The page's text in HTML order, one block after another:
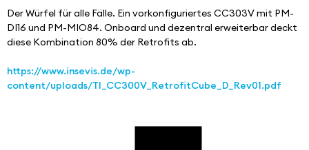
Der Würfel für alle Fälle. Ein vorkonfiguriertes CC303V mit PM-
DI16 und PM-MIO84. Onboard und dezentral erweiterbar deckt
diese Kombination 80% der Retrofits ab.
https://www.insevis.de/wp-
content/uploads/TI_CC300V_RetrofitCube_D_Rev01.pdf